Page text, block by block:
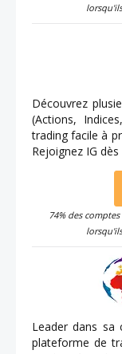
Découvrez
(Actions,
trading facile à
Rejoignez IG
74% des
Leader dans sa
plateforme de